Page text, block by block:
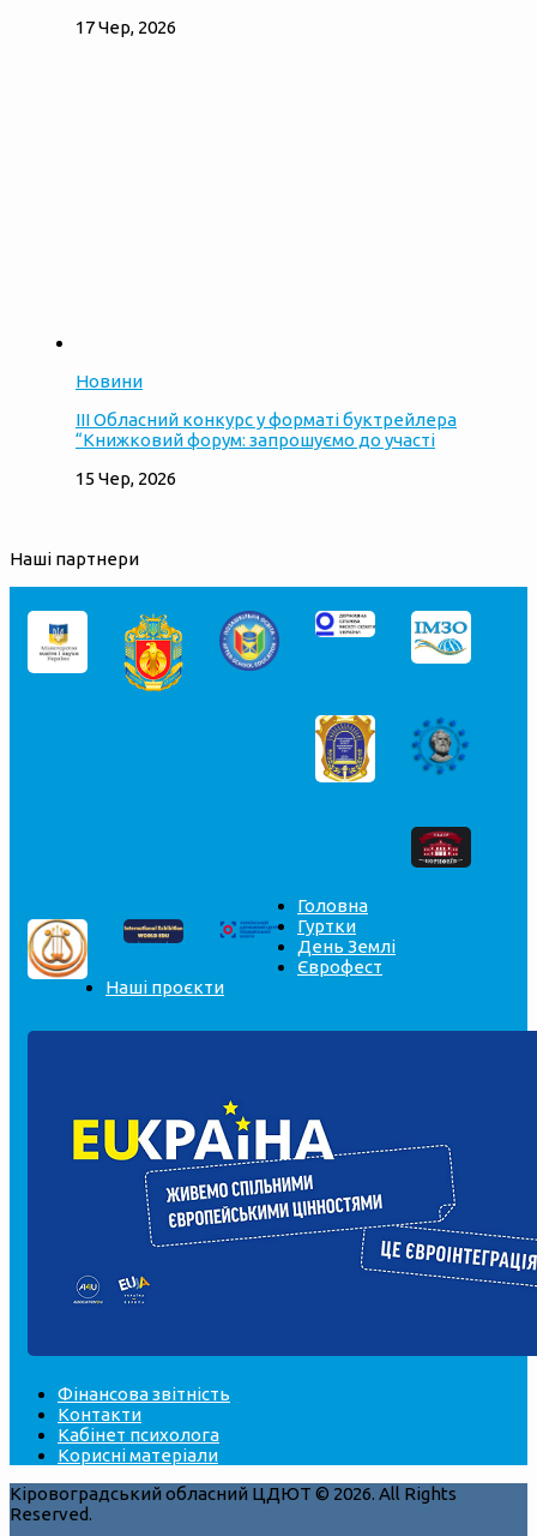
17 Чер, 2026
Новини
ІІІ Обласний конкурс у форматі буктрейлера
“Книжковий форум: запрошуємо до участі
15 Чер, 2026
Наші партнери
Головна
Гуртки
День Землі
Єврофест
Наші проєкти
Фінансова звітність
Контакти
Кабінет психолога
Корисні матеріали
Кіровоградський обласний ЦДЮТ © 2026. All Rights
Reserved.